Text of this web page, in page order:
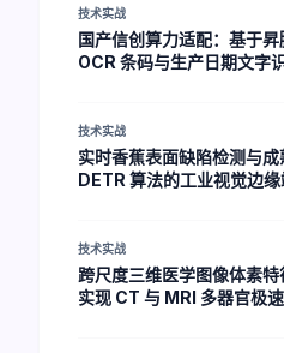
技术实战
国产信创算力适配：基于
OCR 条码与生产日期文字
技术实战
实时香蕉表面缺陷检测与
DETR 算法的工业视觉边
技术实战
跨尺度三维医学图像体素
实现 CT 与 MRI 多器官极